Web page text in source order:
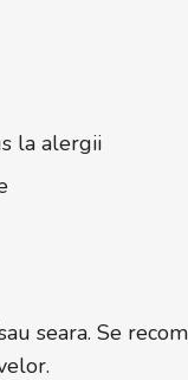
la alergii
seara. Se